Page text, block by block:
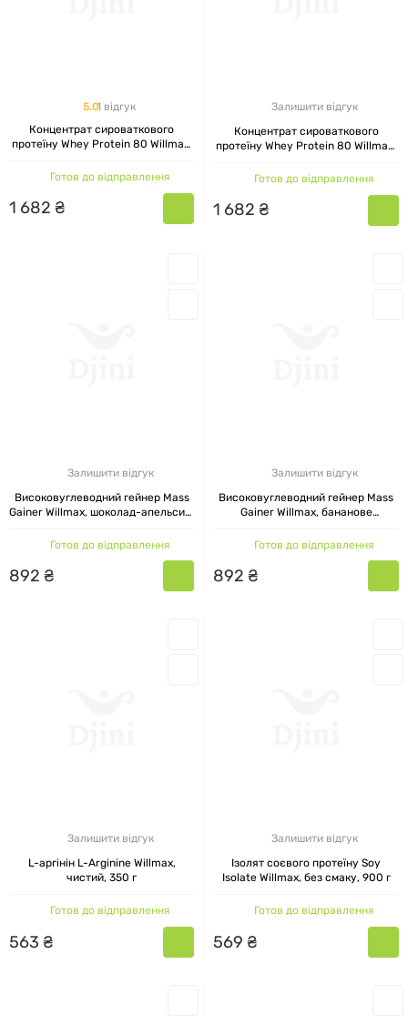
якісне спортивне харчування вже сьогодні!
5.01 відгук
Концентрат сироваткового
протеїну Whey Protein 80 Willmax,
Готов до відправлення
1 682 ₴
Залишити відгук
Концентрат сироваткового
протеїну Whey Protein 80 Willmax,
Готов до відправлення
1 682 ₴
Залишити відгук
Високовуглеводний гейнер Mass
Gainer Willmax, шоколад-апельсин,
Готов до відправлення
892 ₴
Залишити відгук
Високовуглеводний гейнер Mass
Gainer Willmax, бананове
Готов до відправлення
892 ₴
Залишити відгук
L-аргінін L-Arginine Willmax,
чистий, 350 г
Готов до відправлення
563 ₴
Залишити відгук
Ізолят соєвого протеїну Soy
Isolate Willmax, без смаку, 900 г
Готов до відправлення
569 ₴